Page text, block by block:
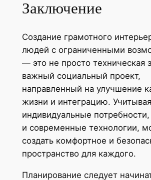
Заключение
Создание грамотного
людей с ограниченными
— это не просто техническая
важный социальный проект,
направленный на улучшение
жизни и интеграцию. Учитывая
индивидуальные
и современные технологии,
создать комфортное и
пространство для каждого.
Планирование следует